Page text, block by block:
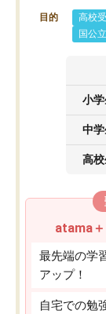
目的 高校
国公
小学
中学
高校
atama
最先端の学
アップ！
自宅での勉